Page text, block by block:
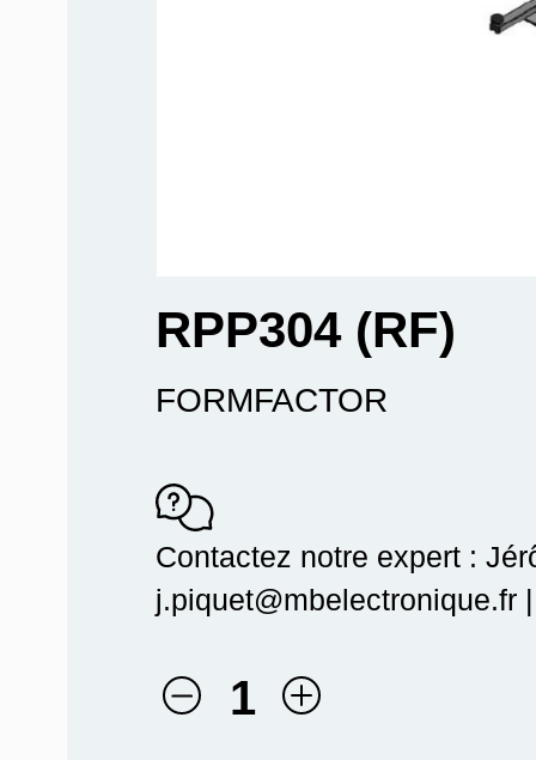
RPP304 (RF)
FORMFACTOR
Contactez notre expert :
j.piquet@mbelectronique.fr
1